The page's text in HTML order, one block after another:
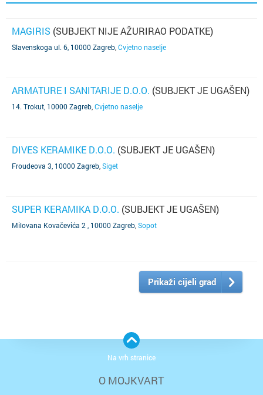
MAGIRIS (SUBJEKT NIJE AŽURIRAO PODATKE)
Slavenskoga ul. 6, 10000 Zagreb Cvjetno naselje
ARMATURE I SANITARIJE D.O.O. (SUBJEKT JE UGAŠEN)
14. Trokut, 10000 Zagreb Cvjetno naselje
DIVES KERAMIKE D.O.O. (SUBJEKT JE UGAŠEN)
Froudeova 3, 10000 Zagreb Siget
SUPER KERAMIKA D.O.O. (SUBJEKT JE UGAŠEN)
Milovana Kovačevića 2 , 10000 Zagreb Sopot
Prikaži cijeli grad
O MOJKVART
Na vrh stranice